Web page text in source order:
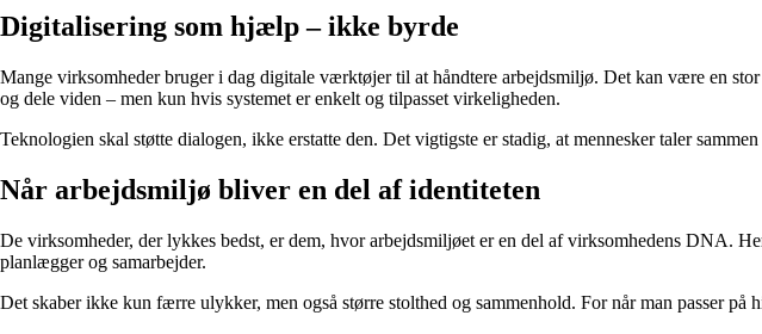
Digitalisering som hjælp – ikke byrde
Mange virksomheder bruger i dag digitale værktøjer til at håndtere arbejdsmiljø. Det kan være en
og dele viden – men kun hvis systemet er enkelt og tilpasset virkeligheden.
Teknologien skal støtte dialogen, ikke erstatte den. Det vigtigste er stadig, at mennesker taler
Når arbejdsmiljø bliver en del af identiteten
De virksomheder, der lykkes bedst, er dem, hvor arbejdsmiljøet er en del af virksomhedens DNA.
planlægger og samarbejder.
Det skaber ikke kun færre ulykker, men også større stolthed og sammenhold. For når man passer på